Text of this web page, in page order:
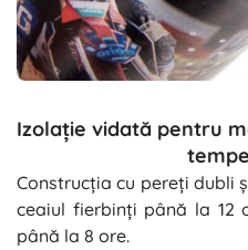
Izolație vidată pentru
Construcția cu pereți dubli
ceaiul fierbinți până la 12
până la 8 ore.